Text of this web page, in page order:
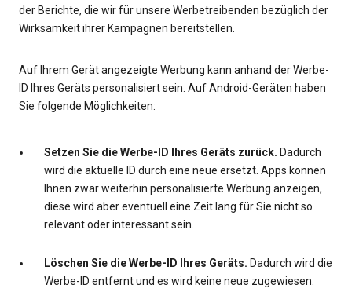
der Berichte, die wir für unsere Werbetreibenden bezüglich der
Wirksamkeit ihrer Kampagnen bereitstellen.
Auf Ihrem Gerät angezeigte Werbung kann anhand der Werbe-
ID Ihres Geräts personalisiert sein. Auf Android-Geräten haben
Sie folgende Möglichkeiten:
Setzen Sie die Werbe-ID Ihres Geräts zurück. Dadurch
wird die aktuelle ID durch eine neue ersetzt. Apps können
Ihnen zwar weiterhin personalisierte Werbung anzeigen,
diese wird aber eventuell eine Zeit lang für Sie nicht so
relevant oder interessant sein.
Löschen Sie die Werbe-ID Ihres Geräts. Dadurch wird die
Werbe-ID entfernt und es wird keine neue zugewiesen.